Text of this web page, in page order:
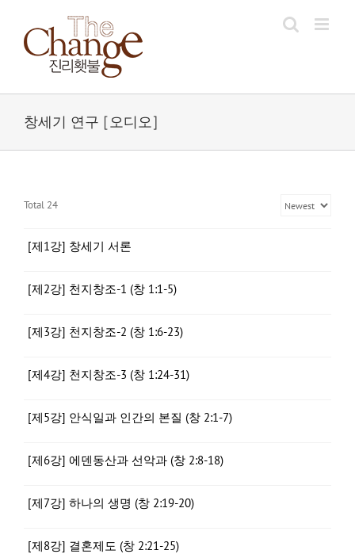
content
창세기 연구 [오디오]
Total 24
[제1강] 창세기 서론
[제2강] 천지창조-1 (창 1:1-5)
[제3강] 천지창조-2 (창 1:6-23)
[제4강] 천지창조-3 (창 1:24-31)
[제5강] 안식일과 인간의 본질 (창 2:1-7)
[제6강] 에덴동산과 선악과 (창 2:8-18)
[제7강] 하나의 생명 (창 2:19-20)
[제8강] 결혼제도 (창 2:21-25)